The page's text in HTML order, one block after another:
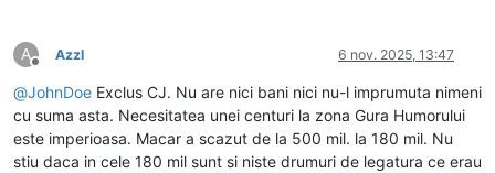
A
Deconectat
Azzl 6 nov. 2025, 13:47
@JohnDoe Exclus CJ. Nu are nici bani nici nu-l imprumuta nimeni
cu suma asta. Necesitatea unei centuri la zona Gura Humorului
este imperioasa. Macar a scazut de la 500 mil. la 180 mil. Nu
stiu daca in cele 180 mil sunt si niste drumuri de legatura ce erau